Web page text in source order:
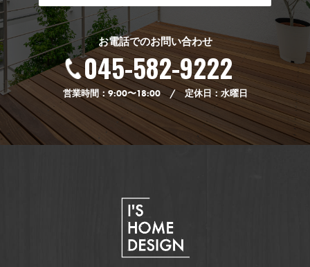
お電話でのお問い合わせ
045-582-9222
営業時間：9:00〜18:00 / 定休日：水曜日